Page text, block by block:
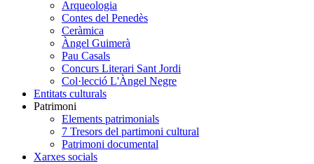
Arqueologia
Contes del Penedès
Ceràmica
Àngel Guimerà
Pau Casals
Concurs Literari Sant Jordi
Col·lecció L'Àngel Negre
Entitats culturals
Patrimoni
Elements patrimonials
7 Tresors del partimoni cultural
Patrimoni documental
Xarxes socials